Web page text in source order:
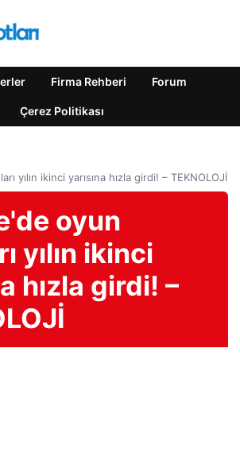
Firma Rehberi Forum
Çerez Politikası
yılın ikinci yarısına hızla girdi! – TEKNOLOJİ
oyun
yılın ikinci
hızla girdi! –